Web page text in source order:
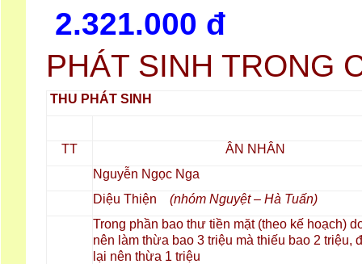
2.321.000 đ
PHÁT SINH TRONG
THU PHÁT SINH
TT
ÂN NHÂN
Nguyễn Ngọc Nga
Diệu Thiện (nhóm Nguyệt – Hà Tuấn)
Trong phần bao thư tiền mặt (theo kế hoạch)
nên làm thừa bao 3 triệu mà thiếu bao 2 triệu,
lại nên thừa 1 triệu